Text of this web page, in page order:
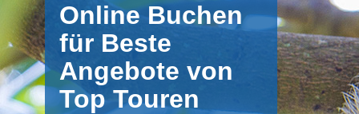
Online Buchen
für Beste
Angebote von
Top Touren